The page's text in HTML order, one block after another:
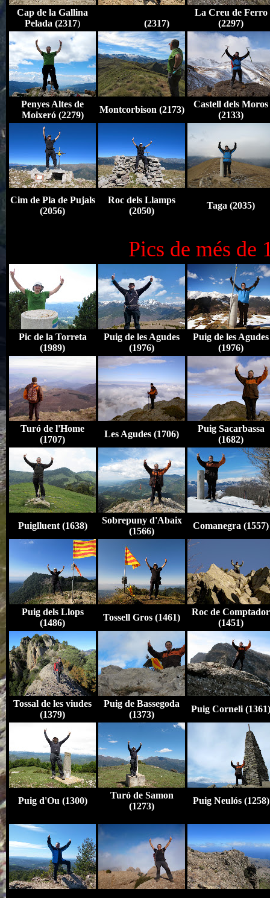
Cap de la Gallina
Pelada (2317) (2317)
La Creu de Ferro
(2297)
Penyes Altes de
Moixeró (2279)
Montcorbison (2173)
Castell dels Moros
(2133)
Cim de Pla de Pujals
(2056)
Roc dels Llamps
(2050)
Taga (2035)
Pics de més de
Pic de la Torreta
(1989)
Puig de les Agudes
(1976)
Puig de les Agudes
(1976)
Turó de l'Home
(1707)
Les Agudes (1706)
Puig Sacarbassa
(1682)
Puiglluent (1638)
Sobrepuny d'Abaix
(1566)
Comanegra (1557)
Puig dels Llops
(1486)
Tossell Gros (1461)
Roc de Comptador
(1451)
Tossal de les viudes
(1379)
Puig de Bassegoda
(1373)
Puig Corneli (1361)
Puig d'Ou (1300)
Turó de Samon
(1273)
Puig Neulós (1258)